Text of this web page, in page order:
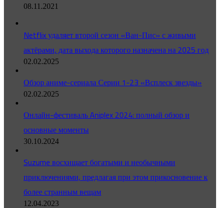
08.11.2021
Netflix удаляет второй сезон «Ван-Пис» с живыми
актёрами, дата выхода которого назначена на 2025 год
02.02.2025
Обзор аниме-сериала Серии 1-23 «Всплеск звезды»
02.02.2025
Онлайн-фестиваль Aniplex 2024: полный обзор и
основные моменты
30.10.2024
Suzume восхищает богатыми и необычными
приключениями, предлагая при этом прикосновение к
более странным вещам
12.04.2023